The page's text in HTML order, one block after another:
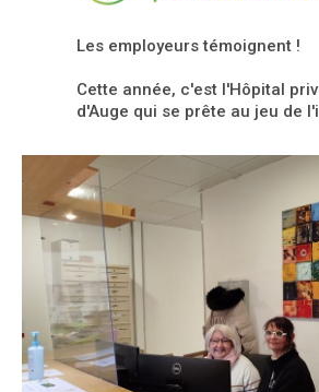
Les employeurs témoignent !
Cette année, c'est l'Hôpital
d'Auge qui se prête au jeu de